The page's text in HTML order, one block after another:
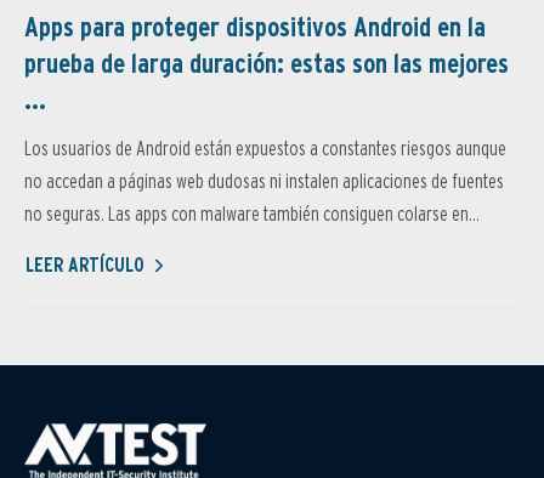
Apps para proteger dispositivos Android en la
prueba de larga duración: estas son las mejores
...
Los usuarios de Android están expuestos a constantes riesgos aunque
no accedan a páginas web dudosas ni instalen aplicaciones de fuentes
no seguras. Las apps con malware también consiguen colarse en...
LEER ARTÍCULO